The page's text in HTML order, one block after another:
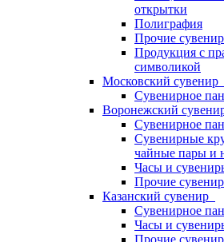
открытки
Полиграфия
Прочие
Продукция с
символикой
Московский сувенир
Сувенирное
Воронежский
Сувенирное
Сувенирные
чайные пары и
Часы и
Прочие
Казанский сувенир
Сувенирное
Часы и
Прочие